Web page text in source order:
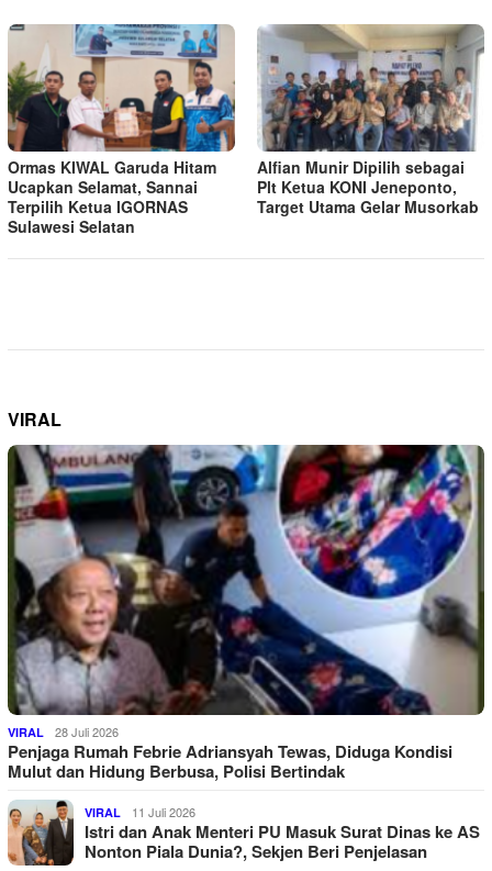
Ormas KIWAL Garuda Hitam
Ucapkan Selamat, Sannai
Terpilih Ketua IGORNAS
Sulawesi Selatan
Alfian Munir Dipilih sebagai
Plt Ketua KONI Jeneponto,
Target Utama Gelar Musorkab
VIRAL
VIRAL 28 Juli 2026
Penjaga Rumah Febrie Adriansyah Tewas, Diduga Kondisi
Mulut dan Hidung Berbusa, Polisi Bertindak
VIRAL 11 Juli 2026
Istri dan Anak Menteri PU Masuk Surat Dinas ke AS
Nonton Piala Dunia?, Sekjen Beri Penjelasan